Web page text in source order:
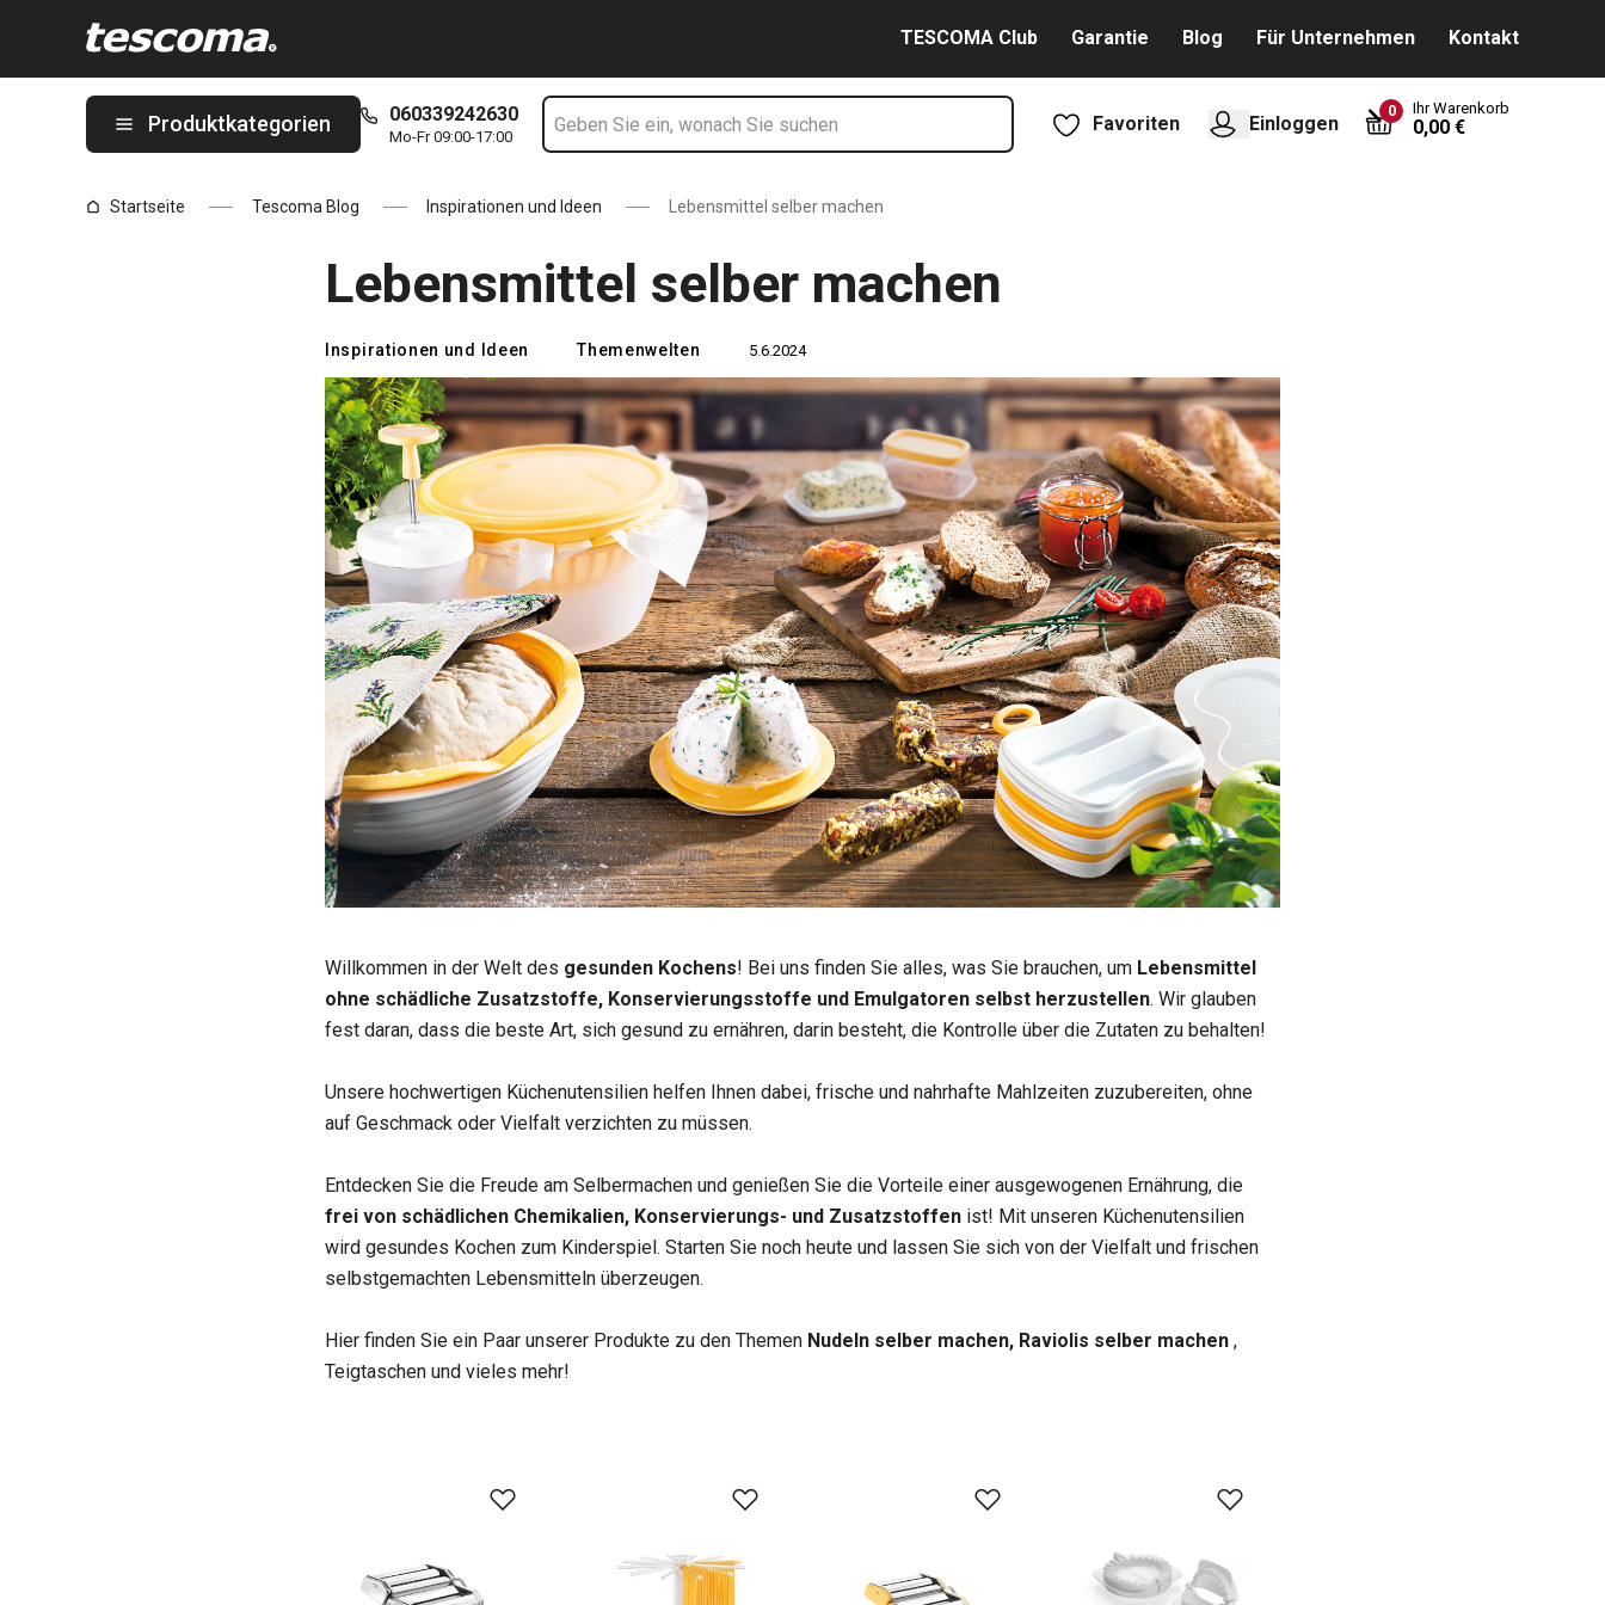
TESCOMA Club Garantie Blog Für Unternehmen Kontakt
Produktkategorien 060339242630
Mo-Fr 09:00-17:00
Favoriten Einloggen
0 Ihr Warenkorb
0,00 €
Startseite Tescoma Blog Inspirationen und Ideen Lebensmittel selber machen
Lebensmittel selber machen
Inspirationen und Ideen Themenwelten 5.6.2024
Willkommen in der Welt des gesunden Kochens! Bei uns finden Sie alles, was Sie brauchen, um Lebensmittel
ohne schädliche Zusatzstoffe, Konservierungsstoffe und Emulgatoren selbst herzustellen. Wir glauben
fest daran, dass die beste Art, sich gesund zu ernähren, darin besteht, die Kontrolle über die Zutaten zu behalten!
Unsere hochwertigen Küchenutensilien helfen Ihnen dabei, frische und nahrhafte Mahlzeiten zuzubereiten, ohne
auf Geschmack oder Vielfalt verzichten zu müssen.
Entdecken Sie die Freude am Selbermachen und genießen Sie die Vorteile einer ausgewogenen Ernährung, die
frei von schädlichen Chemikalien, Konservierungs- und Zusatzstoffen ist! Mit unseren Küchenutensilien
wird gesundes Kochen zum Kinderspiel. Starten Sie noch heute und lassen Sie sich von der Vielfalt und frischen
selbstgemachten Lebensmitteln überzeugen.
Hier finden Sie ein Paar unserer Produkte zu den Themen Nudeln selber machen, Raviolis selber machen ,
Teigtaschen und vieles mehr!